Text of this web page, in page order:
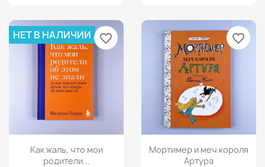
Просмотр
Как жаль, что мои
родители...
НЕТ В НАЛИЧИИ favorite_border
Просмотр
Мортимер и меч короля
Артура
favorite_border